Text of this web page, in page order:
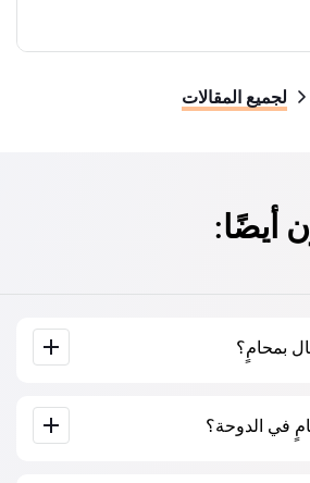
لجميع المقالات
أيضًا:
بمحامٍ؟
بمحامٍ؟ يتخذ الناس قرار زيارة المحامي
كبيرة. غالبًا ما يُطلب المساعدة المهنية
عندما تكون القضية قد ذهبت بالفعل إلى
في الدوحة؟